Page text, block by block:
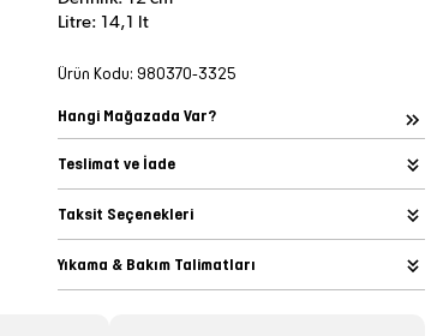
Litre: 14,1 lt
Ürün Kodu: 980370-3325
Hangi Mağazada Var?
Teslimat ve İade
Taksit Seçenekleri
Yıkama & Bakım Talimatları